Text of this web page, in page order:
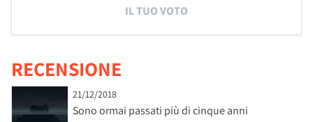
IL TUO VOTO
RECENSIONE
21/12/2018
Sono ormai passati più di cinque anni